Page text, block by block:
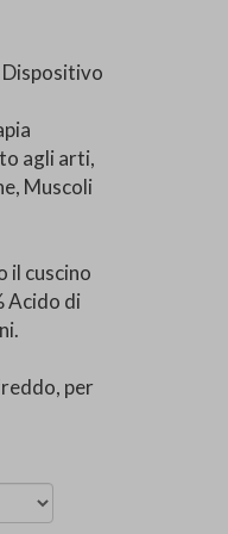
Dispositivo
agli arti,
Muscoli
il cuscino
Acido di
per